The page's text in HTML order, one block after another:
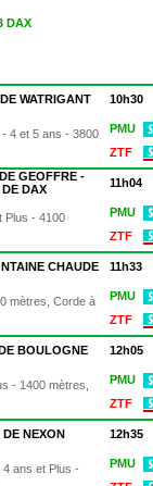
DAX
WATRIGANT 10h30
4 et 5 ans - 3800
PMU
ZTF
GEOFFRE -
DAX
11h04
Plus - 4100
PMU
ZTF
CHAUDE 11h33
mètres, Corde à
PMU
ZTF
BOULOGNE 12h05
- 1400 mètres,
PMU
ZTF
DE NEXON 12h35
4 ans et Plus -
PMU